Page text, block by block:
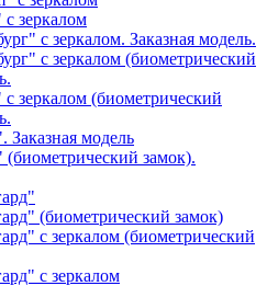
зеркалом
с зеркалом. Заказная модель.
с зеркалом (биометрический
зеркалом (биометрический
Заказная модель
замок).
(биометрический замок)
с зеркалом (биометрический
с зеркалом